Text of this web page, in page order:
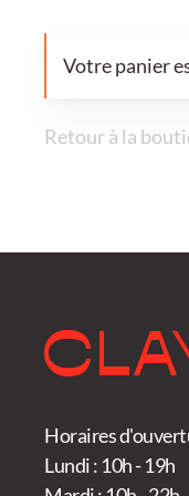
Votre panier
Retour à la
Horaires
Lundi : 10h - 19h